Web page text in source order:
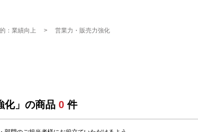
：業績向上 営業力・販売力強化
化」の商品0 件